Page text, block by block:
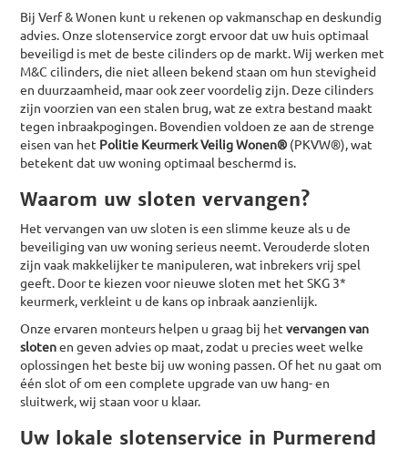
Bij Verf & Wonen kunt u rekenen op vakmanschap en deskundig
advies. Onze slotenservice zorgt ervoor dat uw huis optimaal
beveiligd is met de beste cilinders op de markt. Wij werken met
M&C cilinders, die niet alleen bekend staan om hun stevigheid
en duurzaamheid, maar ook zeer voordelig zijn. Deze cilinders
zijn voorzien van een stalen brug, wat ze extra bestand maakt
tegen inbraakpogingen. Bovendien voldoen ze aan de strenge
eisen van het Politie Keurmerk Veilig Wonen® (PKVW®), wat
betekent dat uw woning optimaal beschermd is.
Waarom uw sloten vervangen?
Het vervangen van uw sloten is een slimme keuze als u de
beveiliging van uw woning serieus neemt. Verouderde sloten
zijn vaak makkelijker te manipuleren, wat inbrekers vrij spel
geeft. Door te kiezen voor nieuwe sloten met het SKG 3*
keurmerk, verkleint u de kans op inbraak aanzienlijk.
Onze ervaren monteurs helpen u graag bij het vervangen van
slotenen geven advies op maat, zodat u precies weet welke
oplossingen het beste bij uw woning passen. Of het nu gaat om
één slot of om een complete upgrade van uw hang- en
sluitwerk, wij staan voor u klaar.
Uw lokale slotenservice in Purmerend